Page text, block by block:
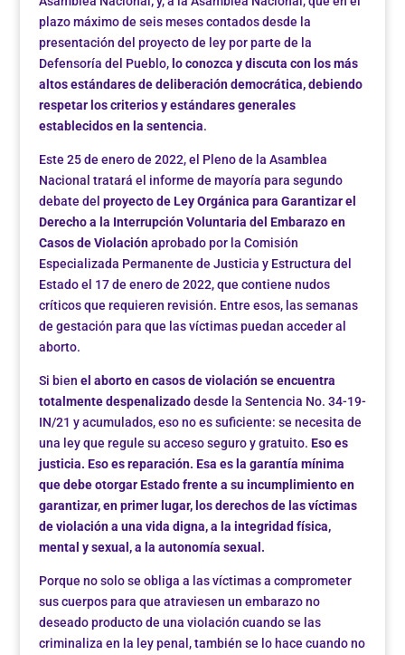
plazo máximo de seis meses contados desde la
presentación del proyecto de ley por parte de la
Defensoría del Pueblo, lo conozca y discuta con los más
altos estándares de deliberación democrática, debiendo
respetar los criterios y estándares generales
establecidos en la sentencia.
Este 25 de enero de 2022, el Pleno de la Asamblea
Nacional tratará el informe de mayoría para segundo
debate del proyecto de Ley Orgánica para Garantizar el
Derecho a la Interrupción Voluntaria del Embarazo en
Casos de Violaciónaprobado por la Comisión
Especializada Permanente de Justicia y Estructura del
Estado el 17 de enero de 2022, que contiene nudos
críticos que requieren revisión. Entre esos, las semanas
de gestación para que las víctimas puedan acceder al
aborto.
Si bien el aborto en casos de violación se encuentra
totalmente despenalizadodesde la Sentencia No. 34-19-
IN/21 y acumulados, eso no es suficiente: se necesita de
una ley que regule su acceso seguro y gratuito. Eso es
justicia. Eso es reparación. Esa es la garantía mínima
que debe otorgar Estado frente a su incumplimiento en
garantizar, en primer lugar, los derechos de las víctimas
de violación a una vida digna, a la integridad física,
mental y sexual, a la autonomía sexual.
Porque no solo se obliga a las víctimas a comprometer
sus cuerpos para que atraviesen un embarazo no
deseado producto de una violación cuando se las
criminaliza en la ley penal, también se lo hace cuando no